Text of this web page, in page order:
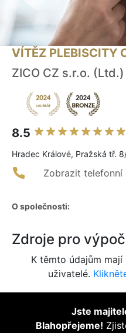
VÍTĚZ PLEBISCITY
ZICO CZ s.r.o. (Ltd.)
8.5
Hradec Králové, Pražská tř.
Zobrazit telefonní
O společnosti:
Zdroje pro
K těmto údajům
uživatelé.
Jste
Blahopřejeme!